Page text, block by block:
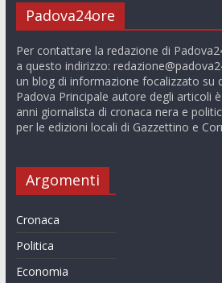
Padova24ore
Per contattare la redazione di
a questo indirizzo:
un blog di informazione focalizzato su
Padova Principale autore degli articoli
anni giornalista di cronaca nera e
per le edizioni locali di Gazzettino e
Argomenti
Cronaca
Politica
Economia